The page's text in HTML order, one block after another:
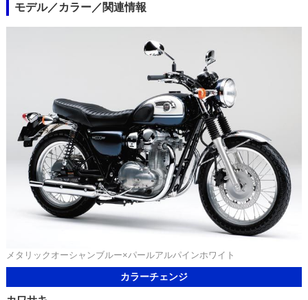
モデル／カラー／関連情報
メタリックオーシャンブルー×パールアルパインホワイト
カラーチェンジ